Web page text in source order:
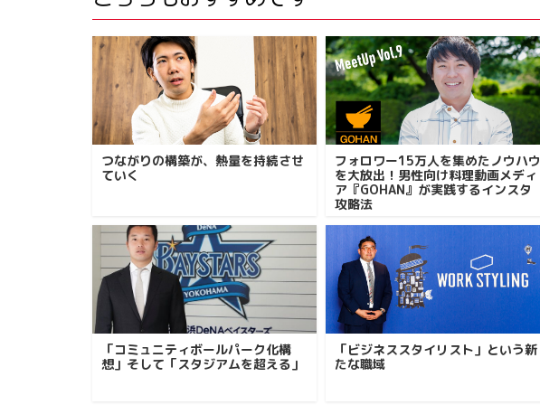
つながりの構築が、熱量を持続させ
ていく
フォロワー15万人を集めたノウハウ
を大放出！男性向け料理動画メディ
ア『GOHAN』が実践するインスタ
攻略法
「コミュニティボールパーク化構
想」そして「スタジアムを超える」
「ビジネススタイリスト」という新
たな職域